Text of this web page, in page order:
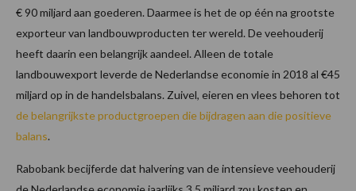
€ 90 miljard aan goederen. Daarmee is het de op één na grootste
exporteur van landbouwproducten ter wereld. De veehouderij
heeft daarin een belangrijk aandeel. Alleen de totale
landbouwexport leverde de Nederlandse economie in 2018 al €45
miljard op in de handelsbalans. Zuivel, eieren en vlees behoren tot
de belangrijkste productgroepen die bijdragen aan die positieve
balans.
Rabobank becijferde dat halvering van de intensieve veehouderij